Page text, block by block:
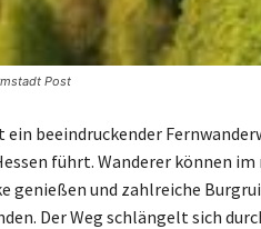
Post
ein beeindruckender
führt. Wanderer können
genießen und zahlreiche
Der Weg schlängelt sich